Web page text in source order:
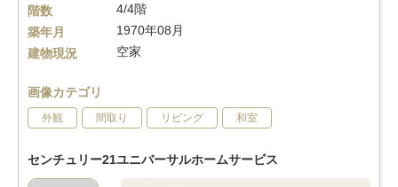
階数
4/4階
築年月
1970年08月
建物現況
空家
画像カテゴリ
外観 間取り リビング 和室
センチュリー21ユニバーサルホームサービス